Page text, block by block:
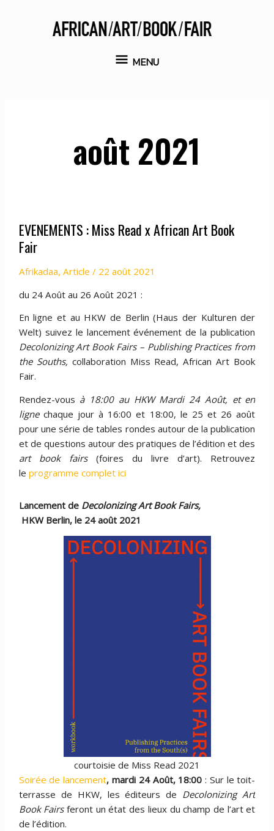
MENU
MENU
août 2021
EVENEMENTS : Miss Read x African Art Book
Fair
Afrikadaa, Article / 22 août 2021
du 24 Août au 26 Août 2021 :
En ligne et au HKW de Berlin (Haus der Kulturen der
Welt) suivez le lancement événement de la publication
Decolonizing Art Book Fairs – Publishing Practices from
the Souths, collaboration Miss Read, African Art Book
Fair.
Rendez-vous à 18:00 au HKW Mardi 24 Août, et en
lignechaque jour à 16:00 et 18:00, le 25 et 26 août
pour une série de tables rondes autour de la publication
et de questions autour des pratiques de l’édition et des
art book fairs(foires du livre d’art). Retrouvez
le programme complet ici
Lancement de Decolonizing Art Book Fairs,
HKW Berlin, le 24 août 2021
courtoisie de Miss Read 2021
Soirée de lancement, mardi 24 Août, 18:00: Sur le toit-
terrasse de HKW, les éditeurs de Decolonizing Art
Book Fairsferont un état des lieux du champ de l’art et
de l’édition.